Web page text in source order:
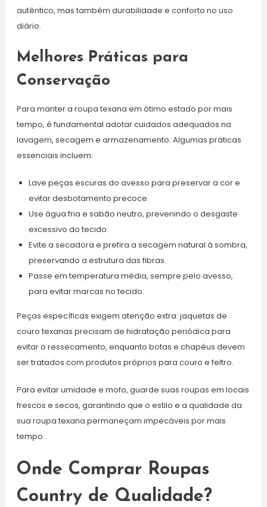
autêntico, mas também durabilidade e conforto no uso
diário.
Melhores Práticas para
Conservação
Para manter a roupa texana em ótimo estado por mais
tempo, é fundamental adotar cuidados adequados na
lavagem, secagem e armazenamento. Algumas práticas
essenciais incluem:
Lave peças escuras do avesso para preservar a cor e
evitar desbotamento precoce.
Use água fria e sabão neutro, prevenindo o desgaste
excessivo do tecido.
Evite a secadora e prefira a secagem natural à sombra,
preservando a estrutura das fibras.
Passe em temperatura média, sempre pelo avesso,
para evitar marcas no tecido.
Peças específicas exigem atenção extra: jaquetas de
couro texanas precisam de hidratação periódica para
evitar o ressecamento, enquanto botas e chapéus devem
ser tratados com produtos próprios para couro e feltro.
Para evitar umidade e mofo, guarde suas roupas em locais
frescos e secos, garantindo que o estilo e a qualidade da
sua roupa texana permaneçam impecáveis por mais
tempo.
Onde Comprar Roupas
Country de Qualidade?